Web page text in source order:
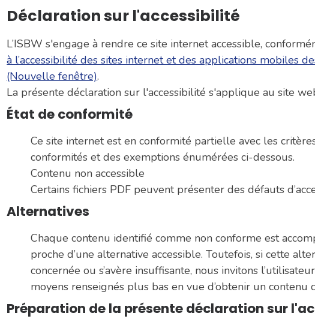
Déclaration sur l'accessibilité
L’ISBW s'engage à rendre ce site internet accessible,
à l’accessibilité des sites internet et des applications mobiles
(Nouvelle fenêtre).
La présente déclaration sur l'accessibilité s'applique au site
État de conformité
Ce site internet est en conformité partielle avec les
conformités et des exemptions énumérées ci-dessous.
Contenu non accessible
Certains fichiers PDF peuvent présenter des défauts
Alternatives
Chaque contenu identifié comme non conforme est
proche d’une alternative accessible. Toutefois, si cette
concernée ou s’avère insuffisante, nous invitons
moyens renseignés plus bas en vue d’obtenir un contenu
Préparation de la présente déclaration sur